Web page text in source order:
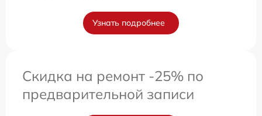
Узнать подробнее
Скидка на ремонт -25% по
предварительной записи